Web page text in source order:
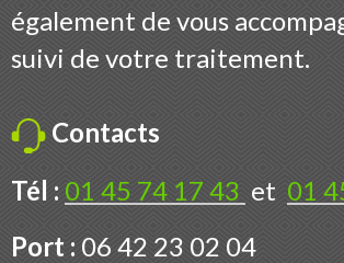
également de vous
suivi de votre traitement.
Contacts
Tél : 01 45 74 17 43 et 01
Port : 06 42 23 02 04